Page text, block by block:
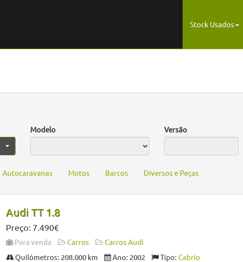
Stock Usados
Modelo Versão
Autocaravanas Motos Barcos Diversos e Peças
Audi TT 1.8
Preço: 7.490€
Para venda Carros
Carros Audi
Quilómetros: 208.000 km
Ano: 2002 Tipo: Cabrio